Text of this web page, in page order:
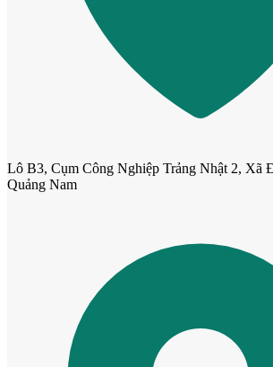
Lô B3, Cụm Công Nghiệp Trảng Nhật 2, Xã
Quảng Nam